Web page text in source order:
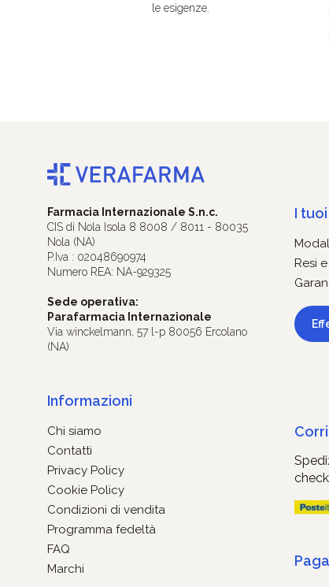
le esigenze.
Farmacia Internazionale S.n.c.
CIS di Nola Isola 8 8008 / 8011 - 80035
Nola (NA)
P.Iva : 02048690974
Numero REA: NA-929325
Sede operativa:
Parafarmacia Internazionale
Via winckelmann, 57 l-p 80056 Ercolano
(NA)
Informazioni
Chi siamo
Contatti
Privacy Policy
Cookie Policy
Condizioni di vendita
Programma fedeltà
FAQ
Marchi
I
Resi